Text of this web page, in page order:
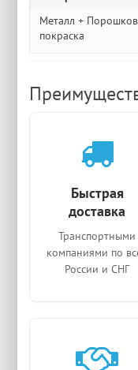
Металл +
покраска
Быстрая
доставка
Транспортными
компаниями по
России и СНГ